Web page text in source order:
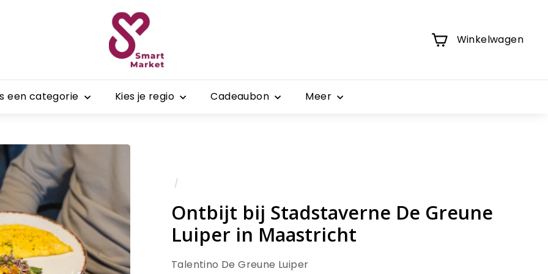
S
m
a
r
t
M
Winkelwagen
een categorie Kies je regio Cadeaubon Meer
/
Ontbijt bij Stadstaverne De Greune
Luiper in Maastricht
Talentino De Greune Luiper